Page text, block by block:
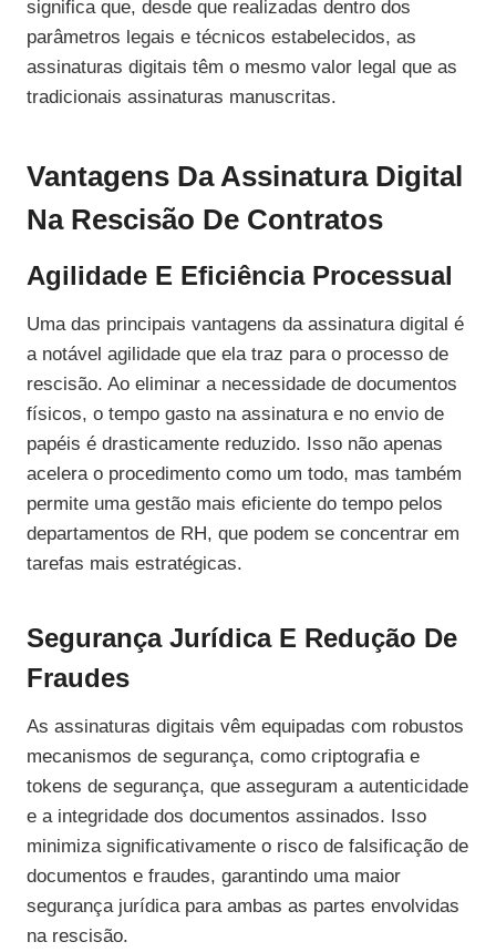
significa que, desde que realizadas dentro dos
parâmetros legais e técnicos estabelecidos, as
assinaturas digitais têm o mesmo valor legal que as
tradicionais assinaturas manuscritas.
Vantagens Da Assinatura Digital
Na Rescisão De Contratos
Agilidade E Eficiência Processual
Uma das principais vantagens da assinatura digital é
a notável agilidade que ela traz para o processo de
rescisão. Ao eliminar a necessidade de documentos
físicos, o tempo gasto na assinatura e no envio de
papéis é drasticamente reduzido. Isso não apenas
acelera o procedimento como um todo, mas também
permite uma gestão mais eficiente do tempo pelos
departamentos de RH, que podem se concentrar em
tarefas mais estratégicas.
Segurança Jurídica E Redução De
Fraudes
As assinaturas digitais vêm equipadas com robustos
mecanismos de segurança, como criptografia e
tokens de segurança, que asseguram a autenticidade
e a integridade dos documentos assinados. Isso
minimiza significativamente o risco de falsificação de
documentos e fraudes, garantindo uma maior
segurança jurídica para ambas as partes envolvidas
na rescisão.